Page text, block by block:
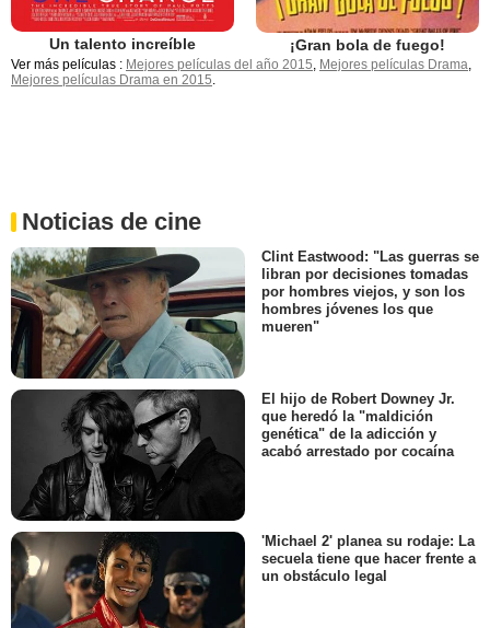
Un talento increíble ¡Gran bola de fuego!
Ver más películas : Mejores películas del año 2015 Mejores películas Drama
Mejores películas Drama en 2015
Noticias de cine
Clint Eastwood: "Las guerras se
libran por decisiones tomadas
por hombres viejos, y son los
hombres jóvenes los que
mueren"
El hijo de Robert Downey Jr.
que heredó la "maldición
genética" de la adicción y
acabó arrestado por cocaína
'Michael 2' planea su rodaje: La
secuela tiene que hacer frente a
un obstáculo legal